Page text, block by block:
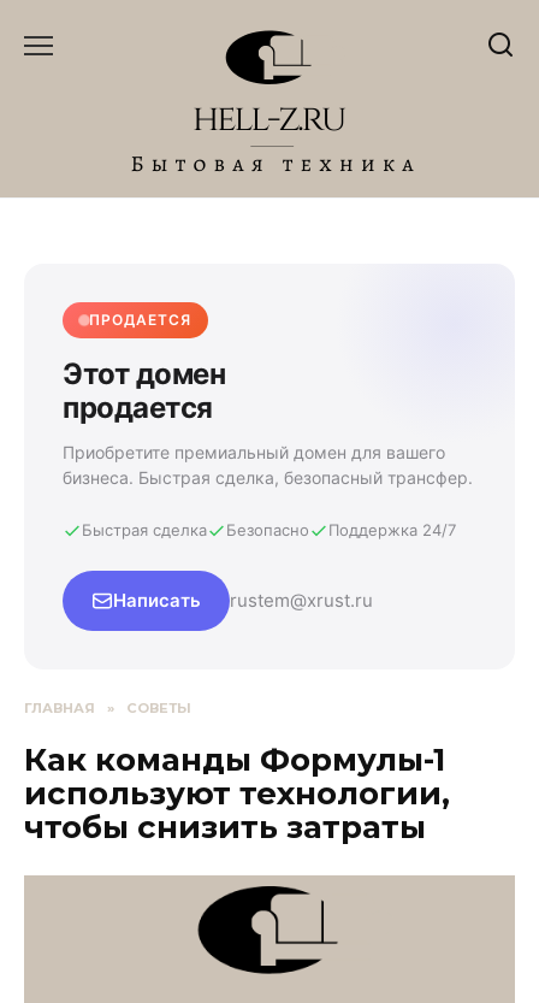
ПРОДАЕТСЯ
Этот домен
продается
Приобретите премиальный домен для вашего
бизнеса. Быстрая сделка, безопасный трансфер.
Быстрая сделка Безопасно Поддержка 24/7
Написать rustem@xrust.ru
ГЛАВНАЯ » СОВЕТЫ
Как команды Формулы-1
используют технологии,
чтобы снизить затраты